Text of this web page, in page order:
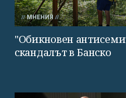
МНЕНИЯ
"Обикновен
скандалът в Банско